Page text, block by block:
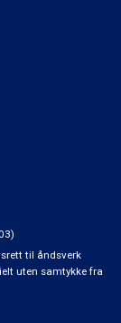
til åndsverk
uten samtykke fra